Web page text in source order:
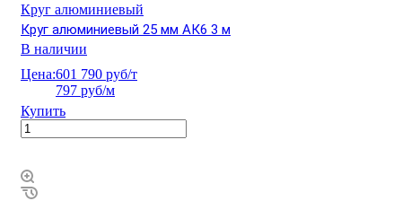
Круг алюминиевый
Круг алюминиевый 25 мм АК6 3 м
В наличии
Цена:601 790 руб/т
797 руб/м
Купить